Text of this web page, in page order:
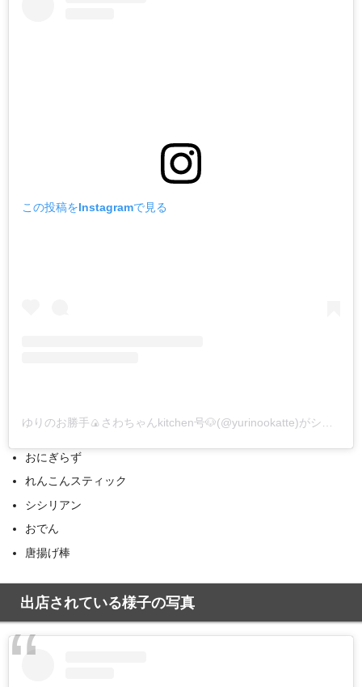
この投稿をInstagramで見る
おにぎらず
れんこんスティック
シシリアン
おでん
唐揚げ棒
出店されている様子の写真